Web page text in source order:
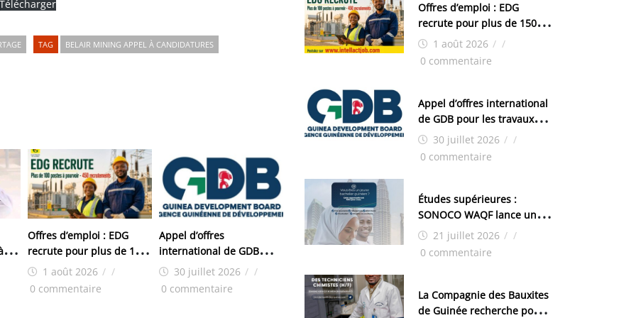
Télécharger
TAG BELAIR MINING APPEL À CANDIDATURES
Offres d’emploi : EDG
recrute pour plus de 150
postes1 août 2026 / /
0 commentaire
Appel d’offres
international de GDB
pour les travaux
d’aménagement de la
30 juillet 2026 / /
0 commentaire
Offres d’emploi : EDG
recrute pour plus de 150
postes1 août 2026 / /
0 commentaire
Appel d’offres international
de GDB pour les travaux
d’aménagement de la zone
industrielle de FANDJE
30 juillet 2026 / /
0 commentaire
Études supérieures :
SONOCO WAQF lance un
programme de bourses
pour la Malaisie
21 juillet 2026 / /
0 commentaire
La Compagnie des Bauxites
de Guinée recherche pour